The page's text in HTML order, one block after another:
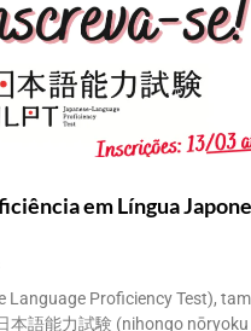
em Língua
Language Proficiency Test),
本語能力試験 (nihongo nōryoku